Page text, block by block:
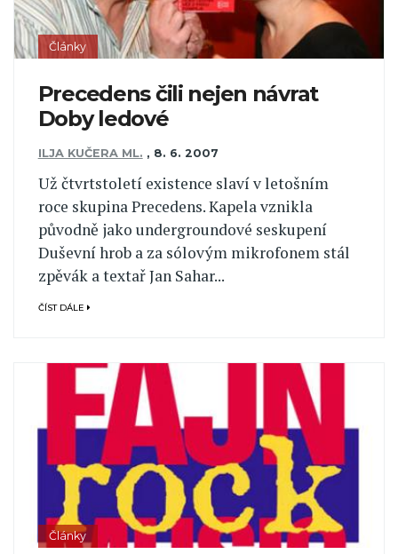
Články
Precedens čili nejen návrat
Doby ledové
ILJA KUČERA ML. , 8. 6. 2007
Už čtvrtstoletí existence slaví v letošním
roce skupina Precedens. Kapela vznikla
původně jako undergroundové seskupení
Duševní hrob a za sólovým mikrofonem stál
zpěvák a textař Jan Sahar...
ČÍST DÁLE
Články